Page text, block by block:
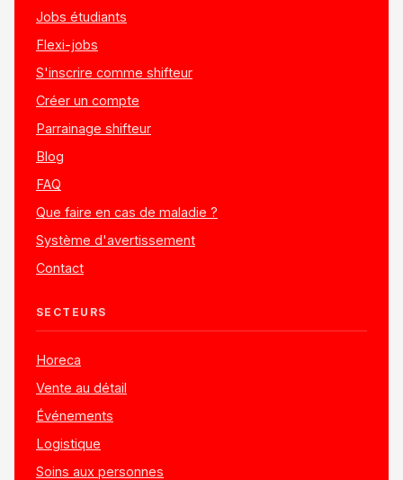
Jobs étudiants
Flexi-jobs
S'inscrire comme shifteur
Créer un compte
Parrainage shifteur
Blog
FAQ
Que faire en cas de maladie ?
Système d'avertissement
Contact
SECTEURS
Horeca
Vente au détail
Événements
Logistique
Soins aux personnes